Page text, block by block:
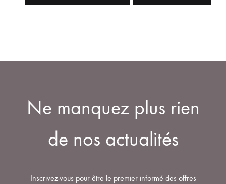
Ne manquez plus rien
de nos actualités
Inscrivez-vous pour être le premier informé des offres